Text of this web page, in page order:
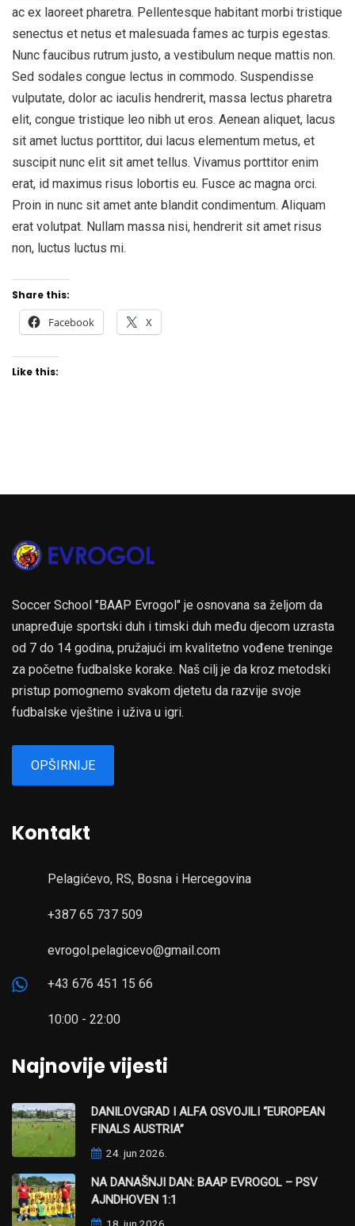
ac ex laoreet pharetra. Pellentesque habitant morbi tristique
senectus et netus et malesuada fames ac turpis egestas.
Nunc faucibus rutrum justo, a vestibulum neque mattis non.
Sed sodales congue lectus in commodo. Suspendisse
vulputate, dolor ac iaculis hendrerit, massa lectus pharetra
elit, congue tristique leo nibh ut eros. Aenean aliquet, lacus
sit amet luctus porttitor, dui lacus elementum metus, et
suscipit nunc elit sit amet tellus. Vivamus porttitor enim
erat, id maximus risus lobortis eu. Fusce ac magna orci.
Proin in nunc sit amet ante blandit condimentum. Aliquam
erat volutpat. Nullam massa nisi, hendrerit sit amet risus
non, luctus luctus mi.
Share this:
Facebook X
Like this:
Soccer School "BAAP Evrogol" je osnovana sa željom da
unapređuje sportski duh i timski duh među djecom uzrasta
od 7 do 14 godina, pružajući im kvalitetno vođene treninge
za početne fudbalske korake. Naš cilj je da kroz metodski
pristup pomognemo svakom djetetu da razvije svoje
fudbalske vještine i uživa u igri.
OPŠIRNIJE
Kontakt
Pelagićevo, RS, Bosna i Hercegovina
+387 65 737 509
evrogol.pelagicevo@gmail.com
+43 676 451 15 66
10:00 - 22:00
Najnovije vijesti
DANILOVGRAD I ALFA OSVOJILI “EUROPEAN
FINALS AUSTRIA”
24. jun 2026.
NA DANAŠNJI DAN: BAAP EVROGOL – PSV
AJNDHOVEN 1:1
18. jun 2026.